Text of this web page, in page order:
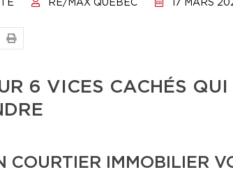
RE/MAX QUÉBEC 17 MARS
6 VICES CACHÉS
COURTIER IMMOBILIER